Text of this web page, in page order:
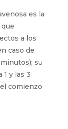
es la
que
a los
caso de
su
y las 3
comienzo